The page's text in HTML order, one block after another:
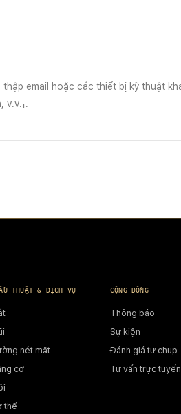
email hoặc các thiết bị kỹ thuật
」.
THUẬT & DỊCH VỤ
nét mặt
cơ
thể
CỘNG ĐỒNG
Thông báo
Sự kiện
Đánh giá tự chụp
Tư vấn trực tuyến